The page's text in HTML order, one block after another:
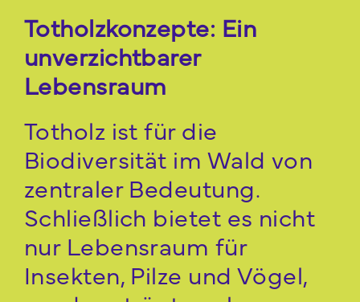
Totholzkonzepte: Ein
unverzichtbarer
Lebensraum
Totholz ist für die
Biodiversität im Wald von
zentraler Bedeutung.
Schließlich bietet es nicht
nur Lebensraum für
Insekten, Pilze und Vögel,